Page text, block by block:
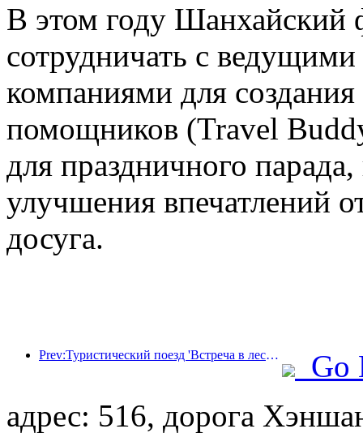
В этом году Шанхайский
сотрудничать с
компаниями для
помощников (Travel
для праздничного
улучшения впечатлений
досуга.
Prev:Туристический поезд 'Встреча в лесу Хулунбуир - Экспресс Дасинганлин - Поезд 'Звездный свет' - Путешествие в Тяньи' совершает свой первый рейс.
Go
адрес: 516, дорога